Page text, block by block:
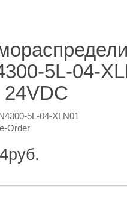
5L-04-
5L-04-XLN01
Order